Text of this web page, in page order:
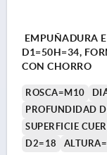
EMPUÑADURA
D1=50H=34,
CON CHORRO
ROSCA=M10
PROFUNDIDAD
SUPERFICIE
D2=18